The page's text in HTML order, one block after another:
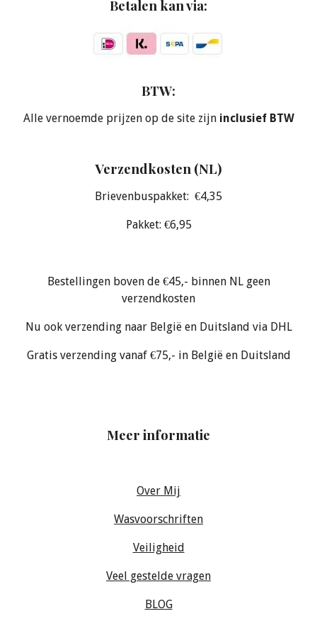
Betalen kan via:
BTW:
Alle vernoemde prijzen op de site zijn inclusief BTW
Verzendkosten (NL)
Brievenbuspakket: €4,35
Pakket: €6,95
Bestellingen boven de €45,- binnen NL geen
verzendkosten
Nu ook verzending naar België en Duitsland via DHL
Gratis verzending vanaf €75,- in België en Duitsland
Meer informatie
Over Mij
Wasvoorschriften
Veiligheid
Veel gestelde vragen
BLOG